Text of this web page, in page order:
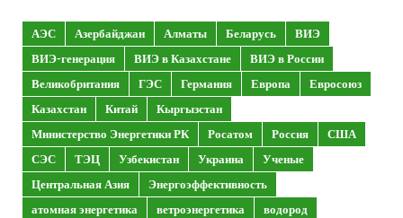
АЭС Азербайджан Алматы Беларусь
ВИЭ
ВИЭ-генерация
ВИЭ в Казахстане
ВИЭ в России
Великобритания
ГЭС Германия Европа
Евросоюз
Казахстан
Китай
Кыргызстан
Министерство Энергетики РК
Росатом Россия
США
СЭС
ТЭЦ Узбекистан Украина
Ученые
Центральная Азия
Энергоэффективность
атомная энергетика
ветроэнергетика
водород